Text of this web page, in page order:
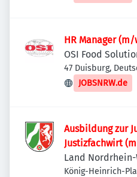
HR Manager
OSI Food
47 Duisburg,
JOBSNRW.de
Ausbildung zur
Justizfachwirt
Land
König-Heinrich-